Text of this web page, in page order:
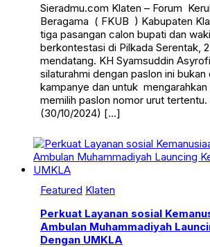
Sieradmu.com Klaten – Forum
Beragama ( FKUB ) Kabupaten
tiga pasangan calon bupati dan
berkontestasi di Pilkada Serentak,
mendatang. KH Syamsuddin
silaturahmi dengan paslon ini bukan
kampanye dan untuk
memilih paslon nomor urut tertentu.
(30/10/2024) […]
Featured Klaten
Perkuat Layanan sosial
Ambulan Muhammadiyah
Dengan UMKLA